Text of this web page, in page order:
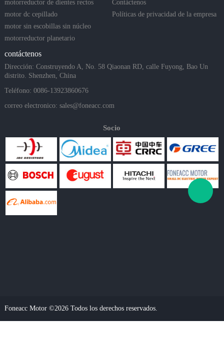
motorreductor de dientes rectos
motor dc cepillado
motor sin escobillas sin núcleo
motorreductor planetario
Contáctenos
Políticas de privacidad de la empresa
contáctenos
Dirección: Construyendo A, No. 58 Qiaonan RD, calle Fuyong, Bao Un
distrito. Shenzhen, China
Teléfono: 0086-13923860676
correo electronico: sales@foneacc.com
Socio
Foneacc Motor ©2026 Todos los derechos reservados.